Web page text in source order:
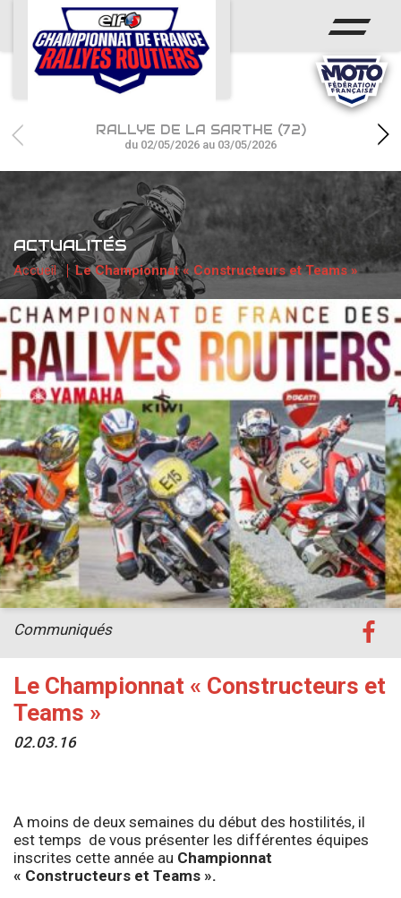
ACCUEIL
ACTUS
CALENDRIER
CHAMPIONNAT
RÉSULTATS
PHOTOS / WEB TV
PARTENAIRES
RALLYE DE LA SARTHE (72)
du 02/05/2026 au 03/05/2026
ACTUALITÉS
Accueil Le Championnat « Constructeurs et Teams »
Le Championnat « Constructeurs et
Teams »
02.03.16
Communiqués
A moins de deux semaines du début des hostilités, il
est temps de vous présenter les différentes équipes
inscrites cette année au Championnat
« Constructeurs et Teams ».